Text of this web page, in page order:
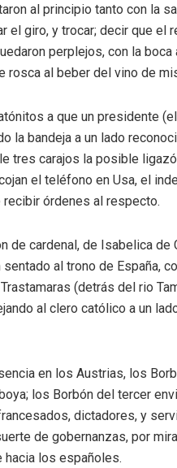
al principio tanto con la
el giro, y trocar; decir que el
perplejos, con la boca
rosca al beber del vino de
a que un presidente
la bandeja a un lado
tres carajos la posible
el teléfono en Usa, el
órdenes al respecto.
de cardenal, de Isabelica de
al trono de España,
(detrás del rio
al clero católico a un
en los Austrias, los
los Borbón del tercer
dictadores, y
de gobernanzas, por
hacia los españoles.